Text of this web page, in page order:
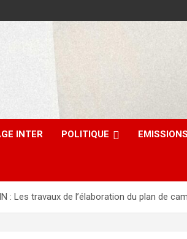
INTER POLITIQUE
: Les travaux de l’élaboration du plan